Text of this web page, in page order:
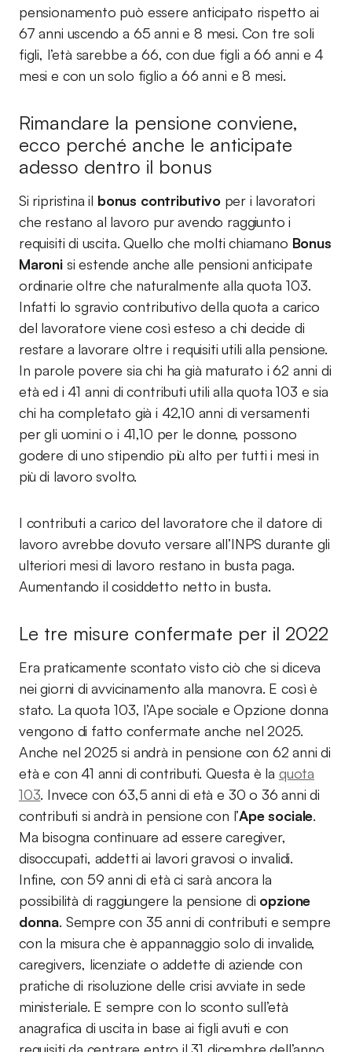
pensionamento può essere anticipato rispetto ai
67 anni uscendo a 65 anni e 8 mesi. Con tre soli
figli, l’età sarebbe a 66, con due figli a 66 anni e 4
mesi e con un solo figlio a 66 anni e 8 mesi.
Rimandare la pensione conviene,
ecco perché anche le anticipate
adesso dentro il bonus
Si ripristina il bonus contributivo per i lavoratori
che restano al lavoro pur avendo raggiunto i
requisiti di uscita. Quello che molti chiamano Bonus
Maronisi estende anche alle pensioni anticipate
ordinarie oltre che naturalmente alla quota 103.
Infatti lo sgravio contributivo della quota a carico
del lavoratore viene così esteso a chi decide di
restare a lavorare oltre i requisiti utili alla pensione.
In parole povere sia chi ha già maturato i 62 anni di
età ed i 41 anni di contributi utili alla quota 103 e sia
chi ha completato già i 42,10 anni di versamenti
per gli uomini o i 41,10 per le donne, possono
godere di uno stipendio più alto per tutti i mesi in
più di lavoro svolto.
I contributi a carico del lavoratore che il datore di
lavoro avrebbe dovuto versare all’INPS durante gli
ulteriori mesi di lavoro restano in busta paga.
Aumentando il cosiddetto netto in busta.
Le tre misure confermate per il 2022
Era praticamente scontato visto ciò che si diceva
nei giorni di avvicinamento alla manovra. E così è
stato. La quota 103, l’Ape sociale e Opzione donna
vengono di fatto confermate anche nel 2025.
Anche nel 2025 si andrà in pensione con 62 anni di
età e con 41 anni di contributi. Questa è la quota
103. Invece con 63,5 anni di età e 30 o 36 anni di
contributi si andrà in pensione con l’Ape sociale.
Ma bisogna continuare ad essere caregiver,
disoccupati, addetti ai lavori gravosi o invalidi.
Infine, con 59 anni di età ci sarà ancora la
possibilità di raggiungere la pensione di opzione
donna. Sempre con 35 anni di contributi e sempre
con la misura che è appannaggio solo di invalide,
caregivers, licenziate o addette di aziende con
pratiche di risoluzione delle crisi avviate in sede
ministeriale. E sempre con lo sconto sull’età
anagrafica di uscita in base ai figli avuti e con